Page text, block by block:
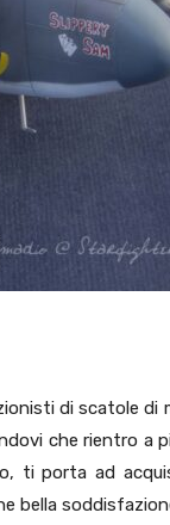
di scatole di
che rientro a
ti porta ad
bella